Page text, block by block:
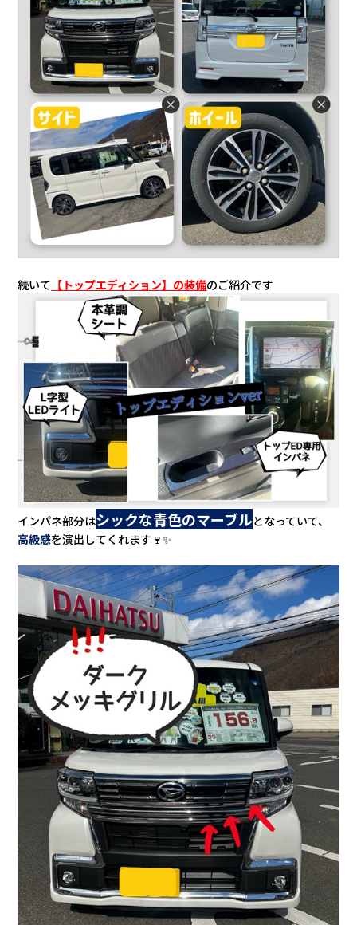
続いて 【トップエディション】の装備のご紹介です
インパネ部分はシックな青色のマーブルとなっていて、
高級感を演出してくれます🍷✨